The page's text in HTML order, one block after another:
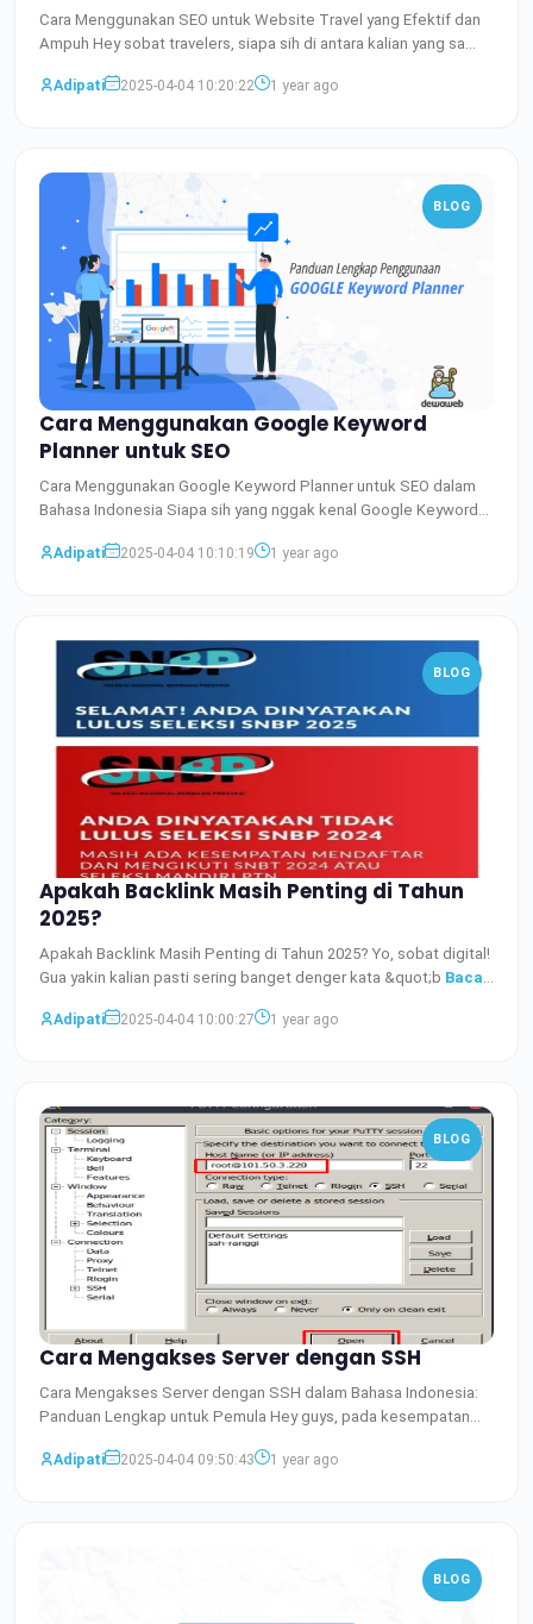
Cara Menggunakan SEO untuk Website Travel yang Efektif dan
Ampuh Hey sobat travelers, siapa sih di antara kalian yang sa
Adipati
2025-04-04 10:20:22 1 year ago
BLOG
Cara Menggunakan Google Keyword
Planner untuk SEO
Cara Menggunakan Google Keyword Planner untuk SEO dalam
Bahasa Indonesia Siapa sih yang nggak kenal Google Keyword
Adipati
2025-04-04 10:10:19 1 year ago
BLOG
Apakah Backlink Masih Penting di Tahun
2025?
Apakah Backlink Masih Penting di Tahun 2025? Yo, sobat digital!
Gua yakin kalian pasti sering banget denger kata &quot;b Baca
Adipati
2025-04-04 10:00:27 1 year ago
BLOG
Cara Mengakses Server dengan SSH
Cara Mengakses Server dengan SSH dalam Bahasa Indonesia:
Panduan Lengkap untuk Pemula Hey guys, pada kesempatan
Adipati
2025-04-04 09:50:43 1 year ago
BLOG